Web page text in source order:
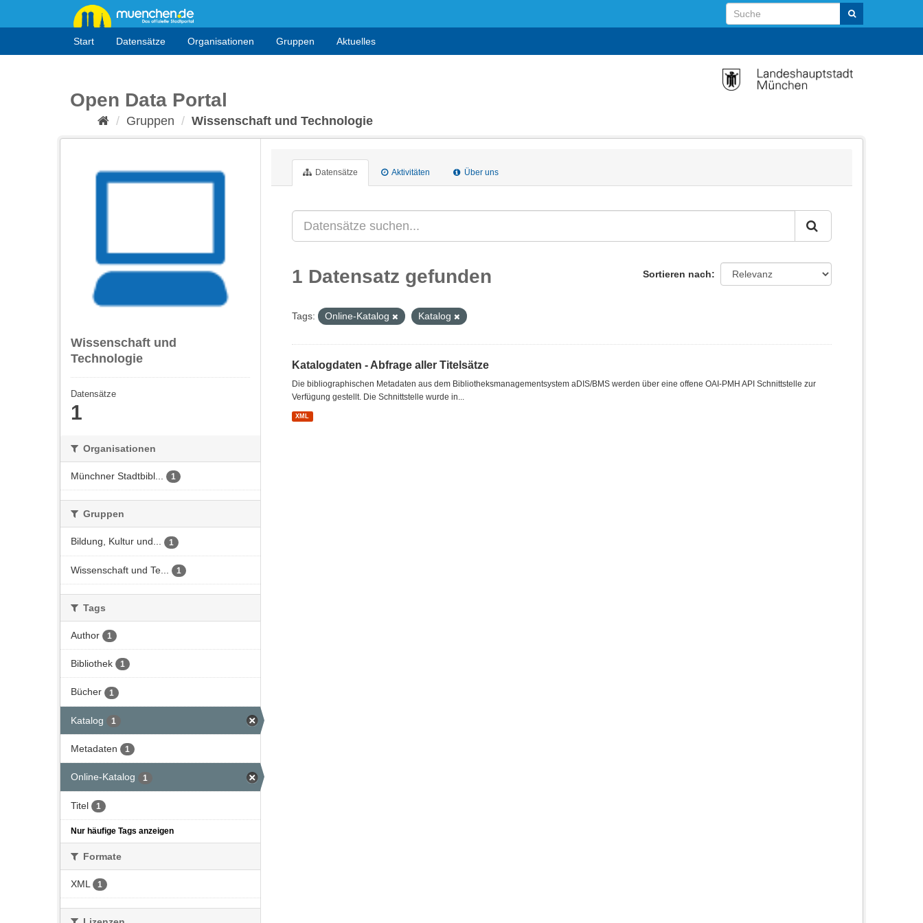
Start Datensätze Organisationen Gruppen Aktuelles
Open Data Portal
Gruppen Wissenschaft und Technologie
Wissenschaft und
Technologie
Datensätze
1
Organisationen
Münchner Stadtbibl... 1
Gruppen
Bildung, Kultur und... 1
Wissenschaft und Te... 1
Tags
Author 1
Bibliothek 1
Bücher 1
Katalog 1
Metadaten 1
Online-Katalog 1
Titel 1
Nur häufige Tags anzeigen
Formate
XML 1
Datensätze Aktivitäten Über uns
Sortieren nach
1 Datensatz gefunden
Tags: Online-Katalog Katalog
Katalogdaten - Abfrage aller Titelsätze
Die bibliographischen Metadaten aus dem Bibliotheksmanagementsystem aDIS/BMS werden über eine offene OAI-PMH API Schnittstelle zur
Verfügung gestellt. Die Schnittstelle wurde in...
XML